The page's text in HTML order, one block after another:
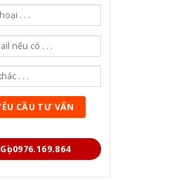
Gọi 0976.169.864